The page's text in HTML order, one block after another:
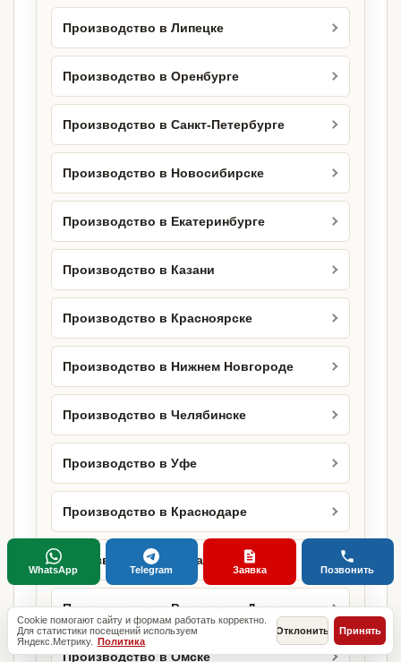
Производство в Липецке
Производство в Оренбурге
Производство в Санкт-Петербурге
Производство в Новосибирске
Производство в Екатеринбурге
Производство в Казани
Производство в Красноярске
Производство в Нижнем Новгороде
Производство в Челябинске
Производство в Уфе
Производство в Краснодаре
Производство в Самаре
Производство в Ростове-на-Дону
Производство в Омске
Cookie помогают сайту и формам работать корректно.
Для статистики посещений используем
Яндекс.Метрику. Политика
Отклонить Принять
WhatsApp Telegram Заявка Позвонить